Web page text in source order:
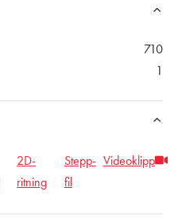
710
1
2D-
ritning
Stepp-
fil
Videoklipp